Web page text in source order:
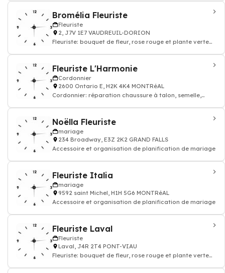
Bromélia Fleuriste
Fleuriste
2, J7V 1E7 VAUDREUIL-DORION
Fleuriste: bouquet de fleur, rose rouge et plante verte
Fleuriste L'Harmonie
Cordonnier
2600 Ontario E, H2K 4K4 MONTRéAL
Cordonnier: réparation chaussure à talon, semelle,
Noëlla Fleuriste
mariage
234 Broadway, E3Z 2K2 GRAND FALLS
Accessoire et organisation de planification de mariage
Fleuriste Italia
mariage
9592 saint Michel, H1H 5G6 MONTRéAL
Accessoire et organisation de planification de mariage
Fleuriste Laval
Fleuriste
Laval, J4R 2T4 PONT-VIAU
Fleuriste: bouquet de fleur, rose rouge et plante verte